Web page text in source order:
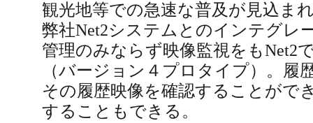
観光地等での急速な普及が見込ま
弊社Net2システムとのインテグレ
管理のみならず映像監視をもNet2
（バージョン４プロタイプ）。履
その履歴映像を確認することがで
することもできる。